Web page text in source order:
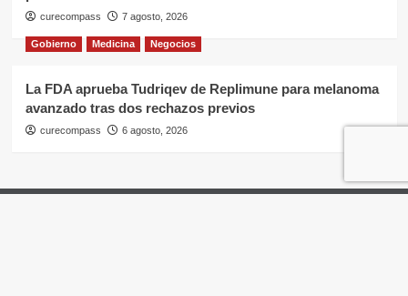
curecompass 7 agosto, 2026
Gobierno Medicina Negocios
La FDA aprueba Tudriqev de Replimune para melanoma
avanzado tras dos rechazos previos
curecompass 6 agosto, 2026